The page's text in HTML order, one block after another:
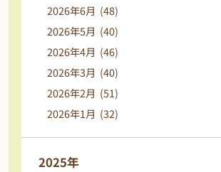
2026年6月 (48)
2026年5月 (40)
2026年4月 (46)
2026年3月 (40)
2026年2月 (51)
2026年1月 (32)
2025年